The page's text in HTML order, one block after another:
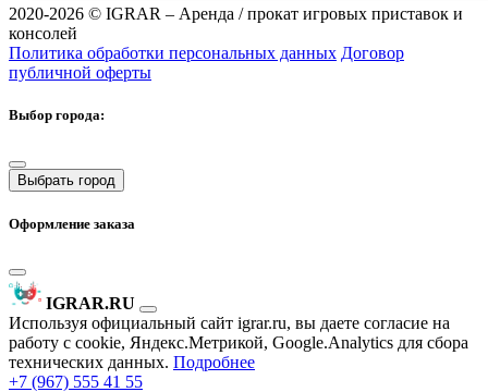
2020-2026 © IGRAR – Аренда / прокат игровых приставок и
консолей
Политика обработки персональных данных Договор
публичной оферты
Выбор города:
Выбрать город
Оформление заказа
IGRAR.RU
Используя официальный сайт igrar.ru, вы даете согласие на
работу с cookie, Яндекс.Метрикой, Google.Analytics для сбора
технических данных. Подробнее
+7 (967) 555 41 55